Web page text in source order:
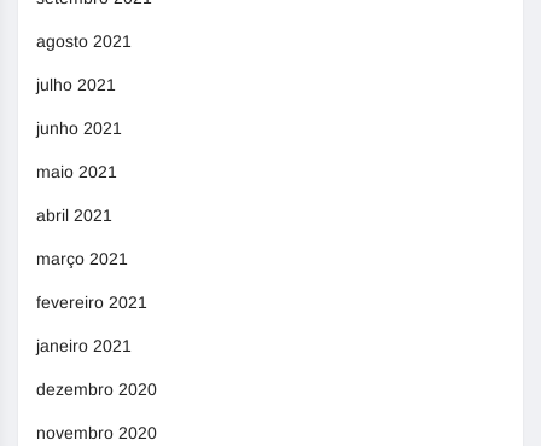
agosto 2021
julho 2021
junho 2021
maio 2021
abril 2021
março 2021
fevereiro 2021
janeiro 2021
dezembro 2020
novembro 2020